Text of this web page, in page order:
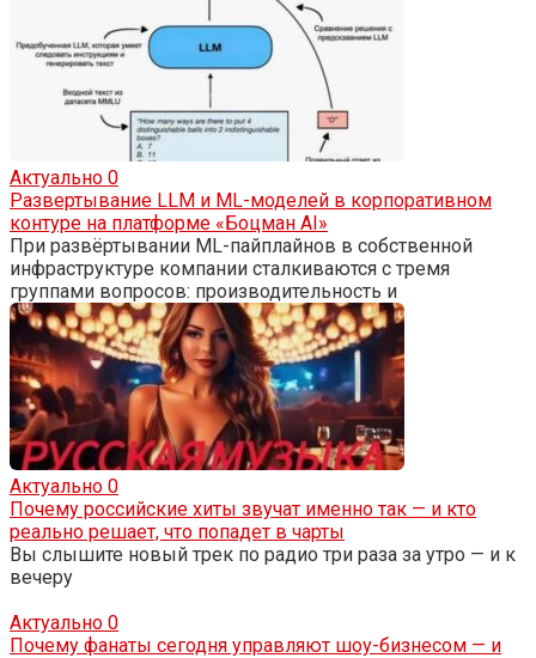
Актуально 0
Развертывание LLM и ML-моделей в корпоративном
контуре на платформе «Боцман AI»
При развёртывании ML-пайплайнов в собственной
инфраструктуре компании сталкиваются с тремя
группами вопросов: производительность и
Актуально 0
Почему российские хиты звучат именно так — и кто
реально решает, что попадет в чарты
Вы слышите новый трек по радио три раза за утро — и к
вечеру
Актуально 0
Почему фанаты сегодня управляют шоу-бизнесом — и